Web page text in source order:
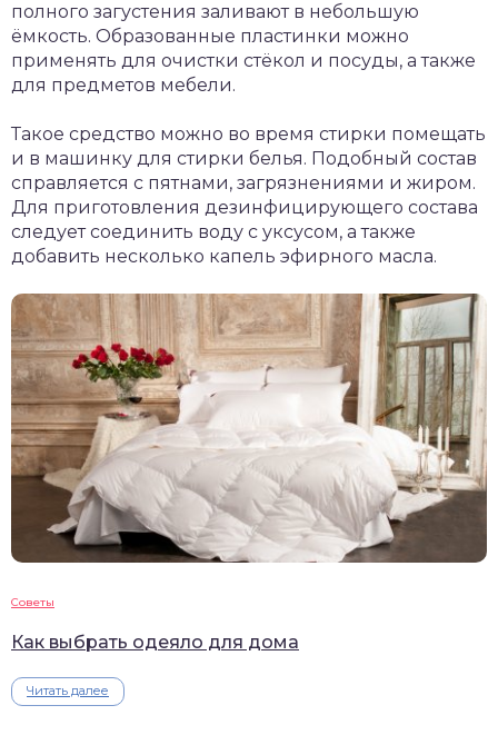
полного загустения заливают в небольшую
ёмкость. Образованные пластинки можно
применять для очистки стёкол и посуды, а также
для предметов мебели.
Такое средство можно во время стирки помещать
и в машинку для стирки белья. Подобный состав
справляется с пятнами, загрязнениями и жиром.
Для приготовления дезинфицирующего состава
следует соединить воду с уксусом, а также
добавить несколько капель эфирного масла.
Советы
Как выбрать одеяло для дома
Читать далее